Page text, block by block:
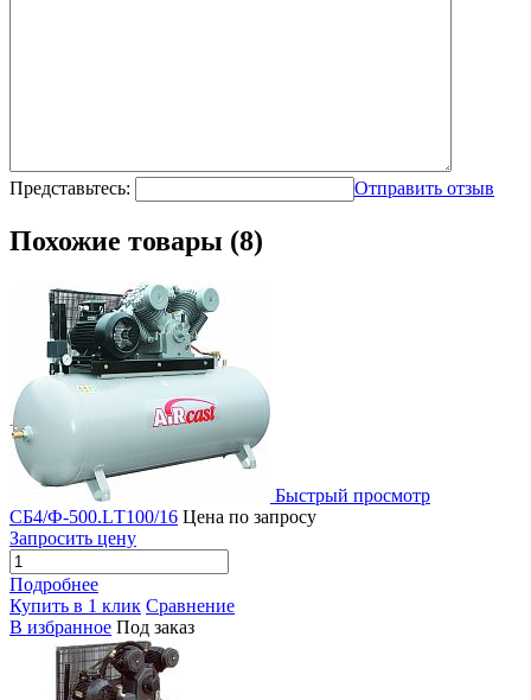
Представьтесь: Отправить отзыв
Похожие товары (8)
Быстрый просмотр
СБ4/Ф-500.LТ100/16 Цена по запросу
Запросить цену
Подробнее
Купить в 1 клик Сравнение
В избранное Под заказ